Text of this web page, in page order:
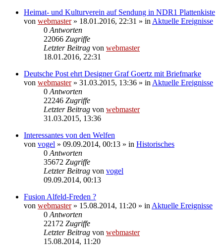
Heimat- und Kulturverein auf Sendung in NDR1 Plattenkiste
von webmaster» 18.01.2016, 22:31 » in Aktuelle Ereignisse
0 Antworten
22066 Zugriffe
Letzter Beitrag von webmaster
18.01.2016, 22:31
Deutsche Post ehrt Designer Graf Goertz mit Briefmarke
von webmaster» 31.03.2015, 13:36 » in Aktuelle Ereignisse
0 Antworten
22246 Zugriffe
Letzter Beitrag von webmaster
31.03.2015, 13:36
Interessantes von den Welfen
von vogel » 09.09.2014, 00:13 » in Historisches
0 Antworten
35672 Zugriffe
Letzter Beitrag von vogel
09.09.2014, 00:13
Fusion Alfeld-Freden ?
von webmaster» 15.08.2014, 11:20 » in Aktuelle Ereignisse
0 Antworten
22172 Zugriffe
Letzter Beitrag von webmaster
15.08.2014, 11:20